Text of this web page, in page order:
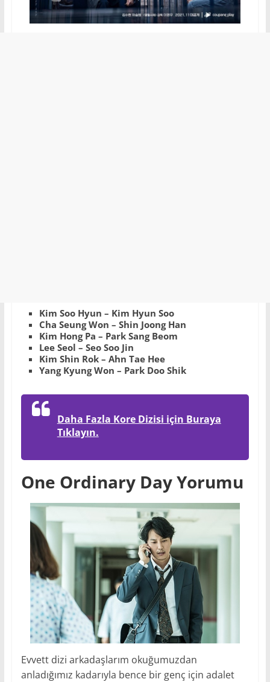
Kim Soo Hyun – Kim Hyun Soo
Cha Seung Won – Shin Joong Han
Kim Hong Pa – Park Sang Beom
Lee Seol – Seo Soo Jin
Kim Shin Rok – Ahn Tae Hee
Yang Kyung Won – Park Doo Shik
Daha Fazla Kore Dizisi için Buraya
Tıklayın.
One Ordinary Day Yorumu
Evvett dizi arkadaşlarım okuğumuzdan
anladığımız kadarıyla bence bir genç için adalet